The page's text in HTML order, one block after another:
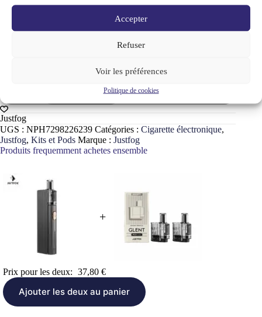
Accepter
Refuser
Voir les préférences
Politique de cookies
En achetant ce produit, vous gagnerez des points dans votre
Kit
Glent
1500mAh
Justfog
–
Puissance
simplicité
pour
Ajouter au panier
Justfog
UGS : NPH7298226239 Catégories : Cigarette électronique,
Justfog, Kits et Pods Marque : Justfog
Produits frequemment achetes ensemble
+
Prix pour les deux: 37,80 €
Ajouter les deux au panier